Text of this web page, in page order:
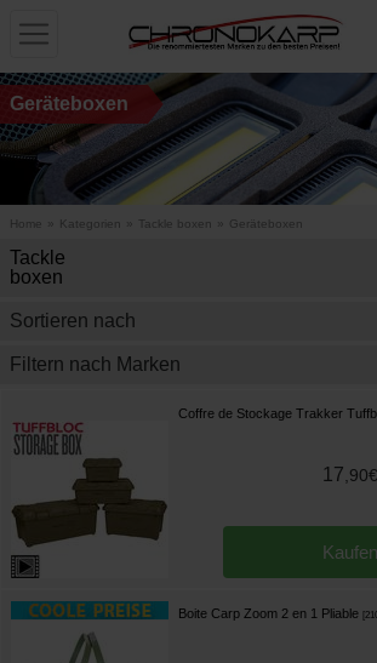
Geräteboxen
Home Kategorien Tackle boxen Geräteboxen
Tackle
boxen
Sortieren nach
Filtern nach Marken
Coffre de Stockage Trakker
17,90€
Kaufen
Boite Carp Zoom 2 en 1 Pliable [